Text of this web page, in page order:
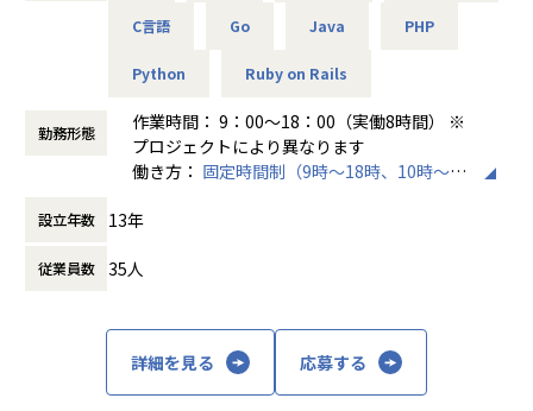
アルテニアの良さです。
＜入社4年目 エンジニア＞
としての方針に
相違が出てきてしまったため転職しました。
エンジニアとして働きつつ、現場の人の関係を元に販路を広
できるようになりました。ソフトウェアの設計や製造の経験
エンジニアとしてこの様な活躍の仕方もあるのかと実感しま
エンジニアだけでなく採用・営業・教育といったやれる事が
増えるところは
アルテニアのいいところだと思います。
担当工程：運用・保守（希望により構築へステップアップ）
-- 官公庁システムを支えるネットワークの設計・構築支援 --
主な業務：要件整理、検証、リリース計画の策定
使用機器：Cisco、Palo Alto、A10 等
-- リモートワークを支えるVPN/セキュリティ基盤の運用 --
主な業務：ポリシー改善、ログ分析、運用改善提案
使用機器：Cisco、FortiGate、F5、Aruba 等
使用スキル：VMware、Windows、Linux、Oracle
担当工程：基本設計、運用設計、詳細設計、構築、テスト、
門）認定
2025/10/01～2027/09/30）
・社員の9割がリモートワーク
・ご自身の目指すキャリアの実現(しっかり面談していま
技術派遣(SES)と聞くと一般的に「客先常駐／下流肯定やブ
やすいと思いますが、それらを払拭した働き方を実現してい
＜案件例＞
C言語 Go Java PHP
Python Ruby on Rails
勤務形態
作業時間： 9：00～18：00（実働8時間） ※
プロジェクトにより異なります
働き方： 固定時間制（9時～18時、10時～19
時間外労働の有無： 有（月平均0時間～10時
休憩時間： 60分
設立年数 13年
従業員数 35人
詳細を見る 応募する